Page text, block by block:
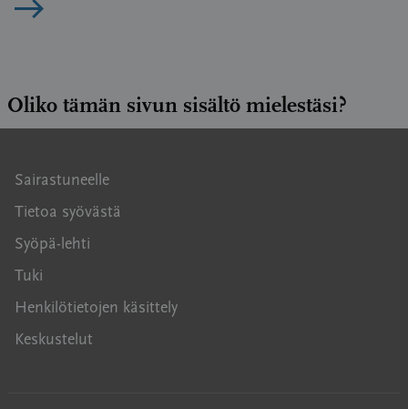
Lue artikkeli
Oliko tämän sivun sisältö mielestäsi?
Sairastuneelle
Tietoa syövästä
Syöpä-lehti
Tuki
Henkilötietojen käsittely
Keskustelut